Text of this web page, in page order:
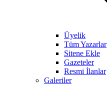
Üyelik
Tüm Yazarlar
Sitene Ekle
Gazeteler
Resmi İlanlar
Galeriler